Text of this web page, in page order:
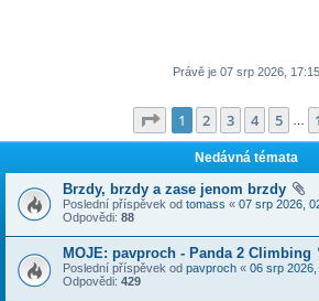
Právě je 07 srp 2026, 17:15
Stránka z 10
1 2 3 4 5
Nedávná témata
Brzdy, brzdy a zase jenom brzdy
Poslední příspěvek od tomass « 07 srp 2026,
Odpovědi: 88
MOJE: pavproch - Panda 2 Climbing
Poslední příspěvek od pavproch « 06 srp 2026,
Odpovědi: 429